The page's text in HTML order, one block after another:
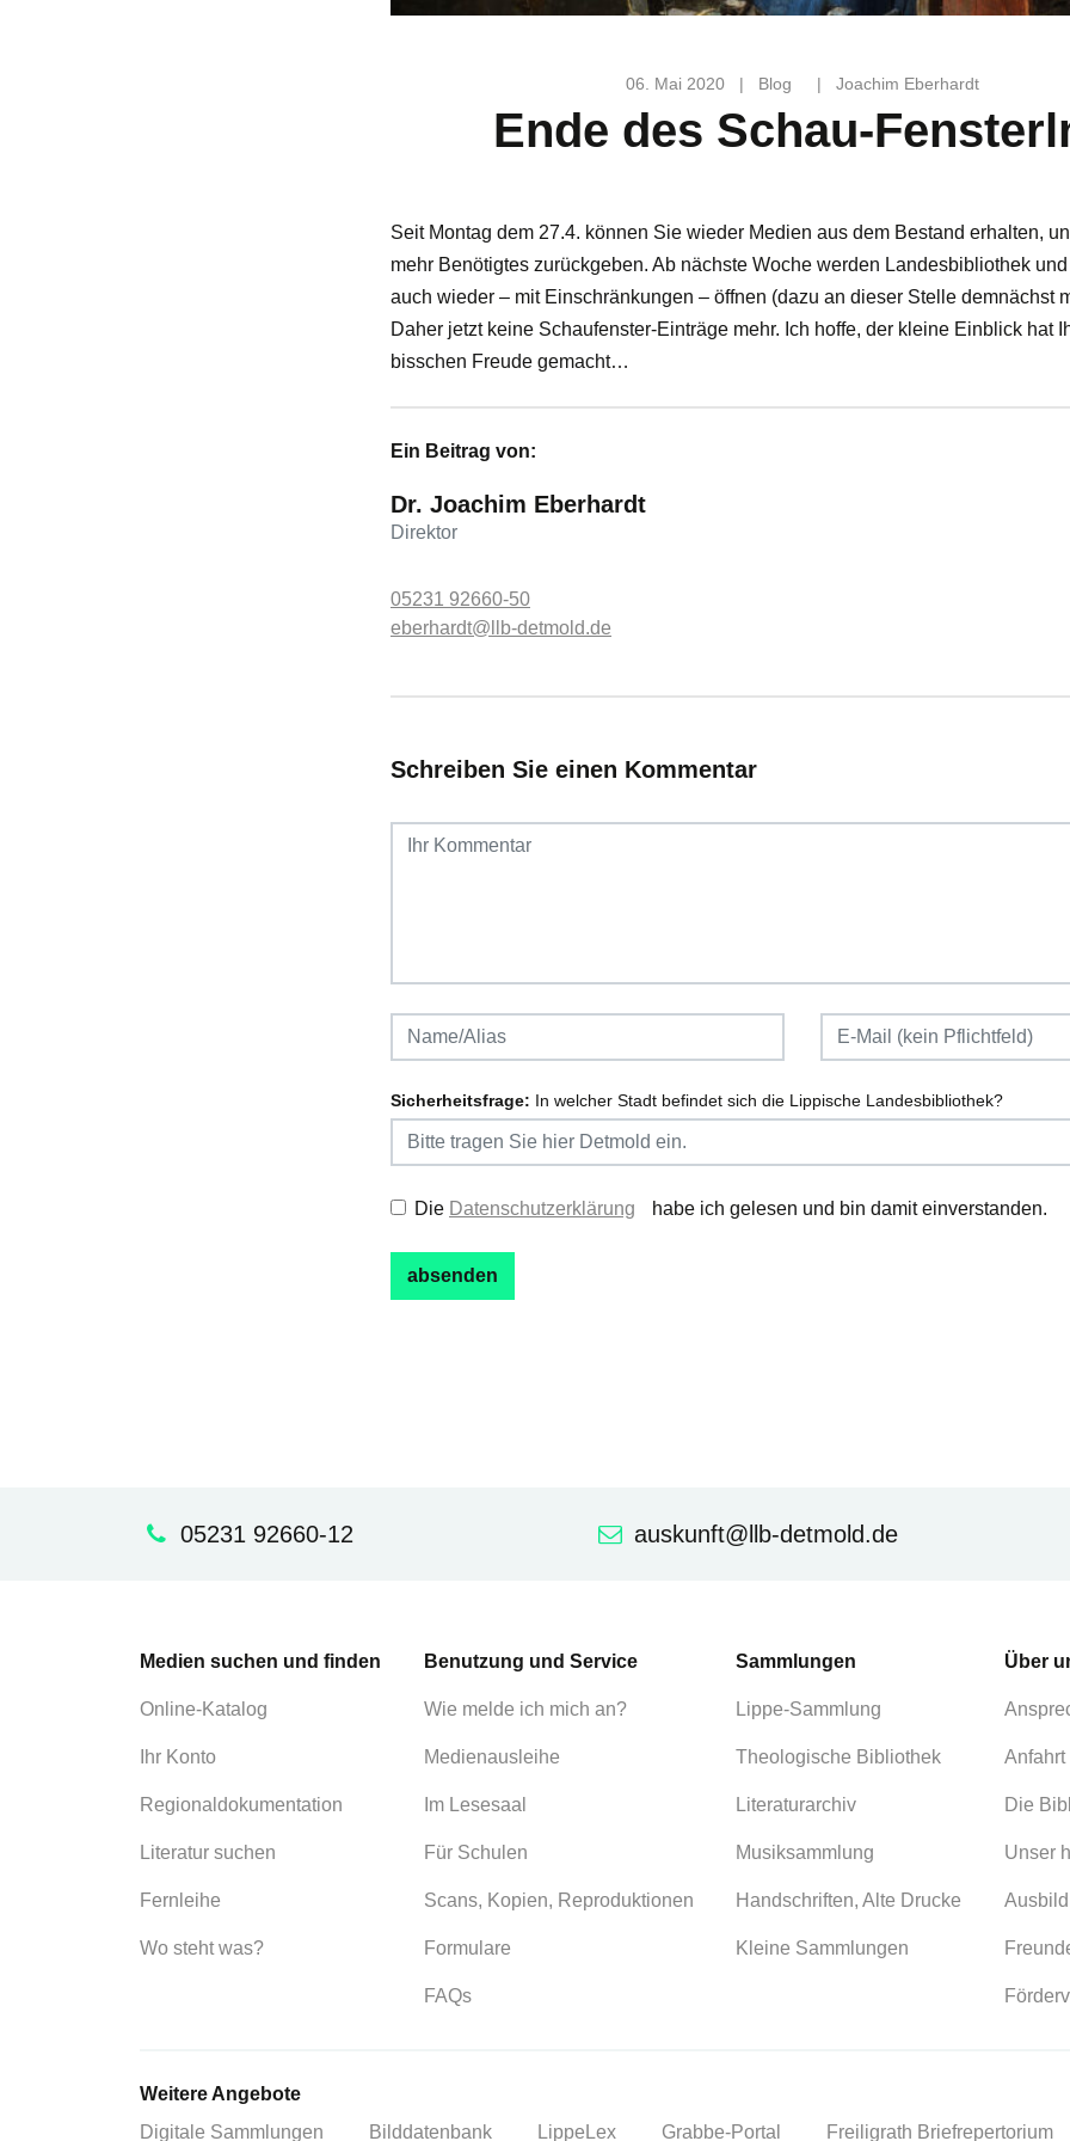
06. Mai 2020 | Blog | Joachim Eberhardt
Ende des Schau-
Seit Montag dem 27.4. können Sie wieder Medien aus dem Bestand erhalten,
mehr Benötigtes zurückgeben. Ab nächste Woche werden Landesbibliothek
auch wieder – mit Einschränkungen – öffnen (dazu an dieser Stelle demnächst
Daher jetzt keine Schaufenster-Einträge mehr. Ich hoffe, der kleine Einblick hat
bisschen Freude gemacht…
Ein Beitrag von:
Dr. Joachim Eberhardt
Direktor
05231 92660-50
eberhardt@llb-detmold.de
Schreiben Sie einen Kommentar
Sicherheitsfrage: In welcher Stadt befindet sich die Lippische Landesbibliothek?
Die Datenschutzerklärung habe ich gelesen und bin damit einverstanden.
05231 92660-12 auskunft@llb-detmold.de
Medien suchen und finden
Online-Katalog
Ihr Konto
Regionaldokumentation
Literatur suchen
Fernleihe
Wo steht was?
Benutzung und Service
Wie melde ich mich an?
Medienausleihe
Im Lesesaal
Für Schulen
Scans, Kopien, Reproduktionen
Formulare
FAQs
Sammlungen
Lippe-Sammlung
Theologische Bibliothek
Literaturarchiv
Musiksammlung
Handschriften, Alte Drucke
Kleine Sammlungen
Über
Anfahrt
Die
Unser
Weitere Angebote
Digitale Sammlungen
Bilddatenbank LippeLex Grabbe-Portal Freiligrath Briefrepertorium